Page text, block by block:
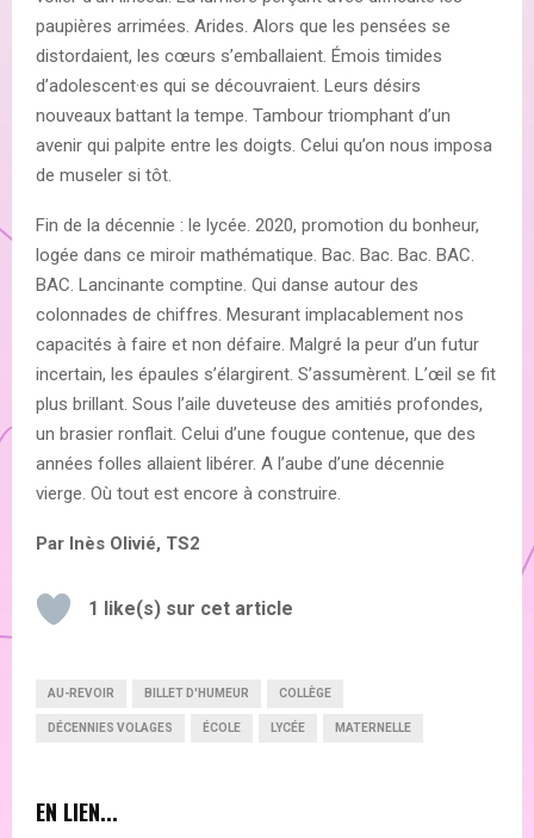
paupières arrimées. Arides. Alors que les pensées se
distordaient, les cœurs s’emballaient. Émois timides
d’adolescent·es qui se découvraient. Leurs désirs
nouveaux battant la tempe. Tambour triomphant d’un
avenir qui palpite entre les doigts. Celui qu’on nous imposa
de museler si tôt.
Fin de la décennie : le lycée. 2020, promotion du bonheur,
logée dans ce miroir mathématique. Bac. Bac. Bac. BAC.
BAC. Lancinante comptine. Qui danse autour des
colonnades de chiffres. Mesurant implacablement nos
capacités à faire et non défaire. Malgré la peur d’un futur
incertain, les épaules s’élargirent. S’assumèrent. L’œil se fit
plus brillant. Sous l’aile duveteuse des amitiés profondes,
un brasier ronflait. Celui d’une fougue contenue, que des
années folles allaient libérer. A l’aube d’une décennie
vierge. Où tout est encore à construire.
Par Inès Olivié, TS2
1 like(s) sur cet article
AU-REVOIR BILLET D'HUMEUR COLLÈGE
DÉCENNIES VOLAGES ÉCOLE LYCÉE MATERNELLE
EN LIEN...